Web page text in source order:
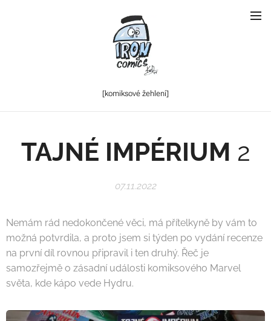
[komiksové žehlení]
TAJNÉ IMPÉRIUM 2
07.11.2022
Nemám rád nedokončené věci, má přítelkyně by vám to
možná potvrdila, a proto jsem si týden po vydání recenze
na první díl rovnou připravil i ten druhý. Řeč je
samozřejmě o zásadní události komiksového Marvel
světa, kde kápo vede Hydru.